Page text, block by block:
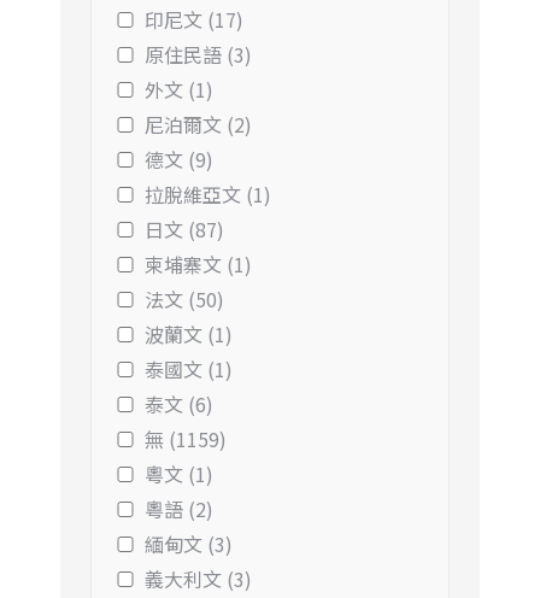
印尼文 (17)
原住民語 (3)
外文 (1)
尼泊爾文 (2)
德文 (9)
拉脫維亞文 (1)
日文 (87)
柬埔寨文 (1)
法文 (50)
波蘭文 (1)
泰國文 (1)
泰文 (6)
無 (1159)
粵文 (1)
粵語 (2)
緬甸文 (3)
義大利文 (3)